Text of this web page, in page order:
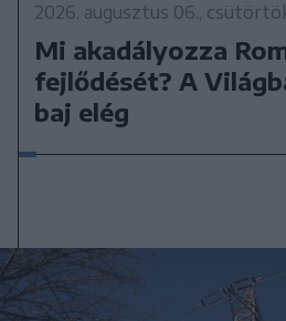
2026. augusztus 06.,
Mi akadályozza
fejlődését? A
baj elég